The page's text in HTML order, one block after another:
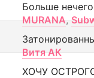
Больше
MURANA,
Витя АК
ХОЧУ